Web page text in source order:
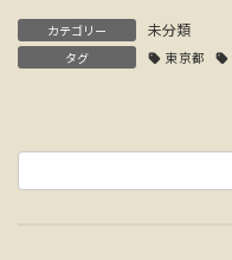
カテゴリー 未分類
タグ 東京都